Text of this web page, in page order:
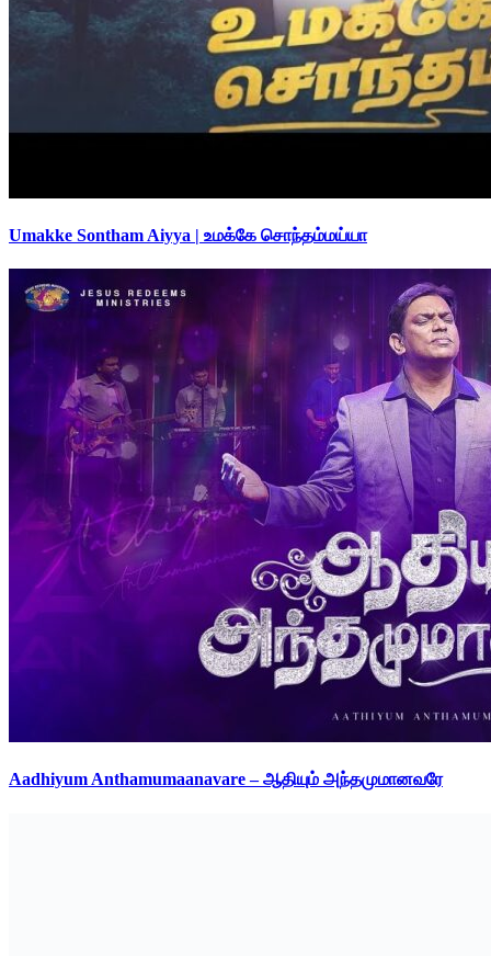
Umakke Sontham Aiyya | உமக்கே சொந்தம்மய்யா
Aadhiyum Anthamumaanavare – ஆதியும் அந்தமுமானவரே